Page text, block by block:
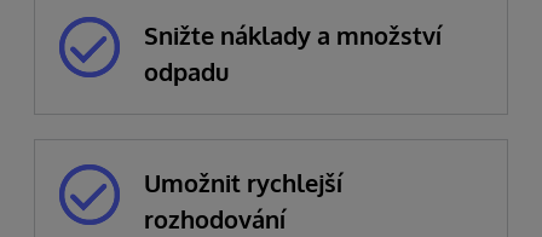
Snižte náklady a množství
odpadu
Umožnit rychlejší
rozhodování